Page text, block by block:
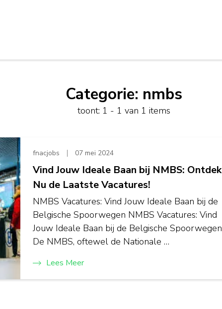
Categorie: nmbs
toont: 1 - 1 van 1 items
fnacjobs 07 mei 2024
Vind Jouw Ideale Baan bij NMBS: Ontdek
Nu de Laatste Vacatures!
NMBS Vacatures: Vind Jouw Ideale Baan bij de
Belgische Spoorwegen NMBS Vacatures: Vind
Jouw Ideale Baan bij de Belgische Spoorwegen
De NMBS, oftewel de Nationale …
Lees Meer